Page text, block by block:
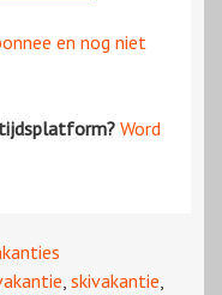
en nog niet
Word
, skivakantie,